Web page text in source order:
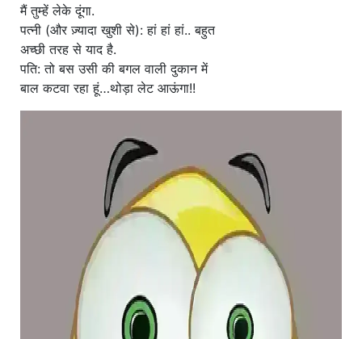
मैं तुम्हें लेके दूंगा.
पत्नी (और ज़्यादा खुशी से): हां हां हां.. बहुत
अच्छी तरह से याद है.
पति: तो बस उसी की बगल वाली दुकान में
बाल कटवा रहा हूं…थोड़ा लेट आऊंगा!!